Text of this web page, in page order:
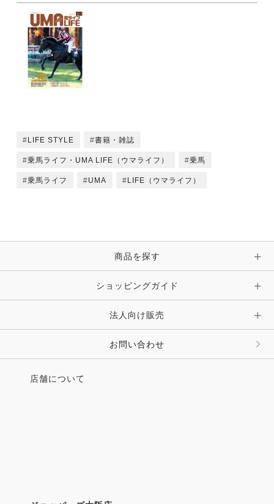
第64回 全日本学生賞典
総合馬術競技大会
2021年度全日本学生馬術大会
[3種目総合]
手のひらに乗る馬フィギュア！
・無ければ自分でつくるのみ！
●The Live Horses
写真＝小久保巌義 文＝小久保友香
Location＝青森県尻屋崎・アタカ
・映画「ゴミ箱に愛」
～馬に誘われ見つけたものは
第104期騎手候補生による中間査閲
LIFE STYLE 書籍・雑誌
乗馬ライフ・UMA LIFE（ウマライフ） 乗馬
乗馬ライフ UMA LIFE（ウマライフ）
商品を探す
ショッピングガイド
法人向け販売
お問い合わせ
店舗について